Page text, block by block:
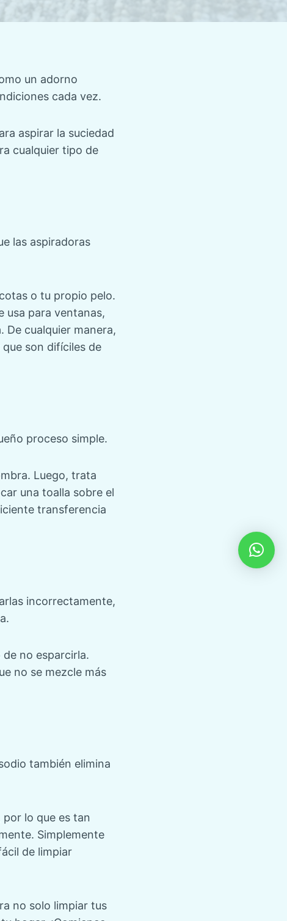
un adorno
cada vez.
aspirar la suciedad
cualquier tipo de
las aspiradoras
o tu propio pelo.
usa para ventanas,
De cualquier manera,
son difíciles de
proceso simple.
Luego, trata
una toalla sobre el
transferencia
incorrectamente,
no esparcirla.
no se mezcle más
también elimina
por lo que es tan
Simplemente
de limpiar
no solo limpiar tus